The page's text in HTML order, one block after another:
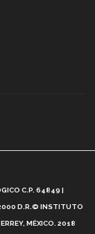
(video)
C.P. 64849 |
2000 D.R.© INSTITUTO
MÉXICO. 2018